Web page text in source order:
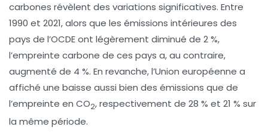
carbones révèlent des variations significatives. Entre
1990 et 2021, alors que les émissions intérieures des
pays de l’OCDE ont légèrement diminué de 2 %,
l’empreinte carbone de ces pays a, au contraire,
augmenté de 4 %. En revanche, l’Union européenne a
affiché une baisse aussi bien des émissions que de
l’empreinte en CO2, respectivement de 28 % et 21 % sur
la même période.